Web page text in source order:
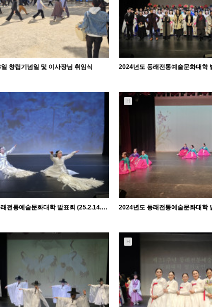
1185
03-28
창립기념일 및 이사장님 취임식
1740
02-18
관리자
2024년도 동래전통예술문화대학 발표회 (25.2.14. 금) - 지전춤반
H
관리자
H